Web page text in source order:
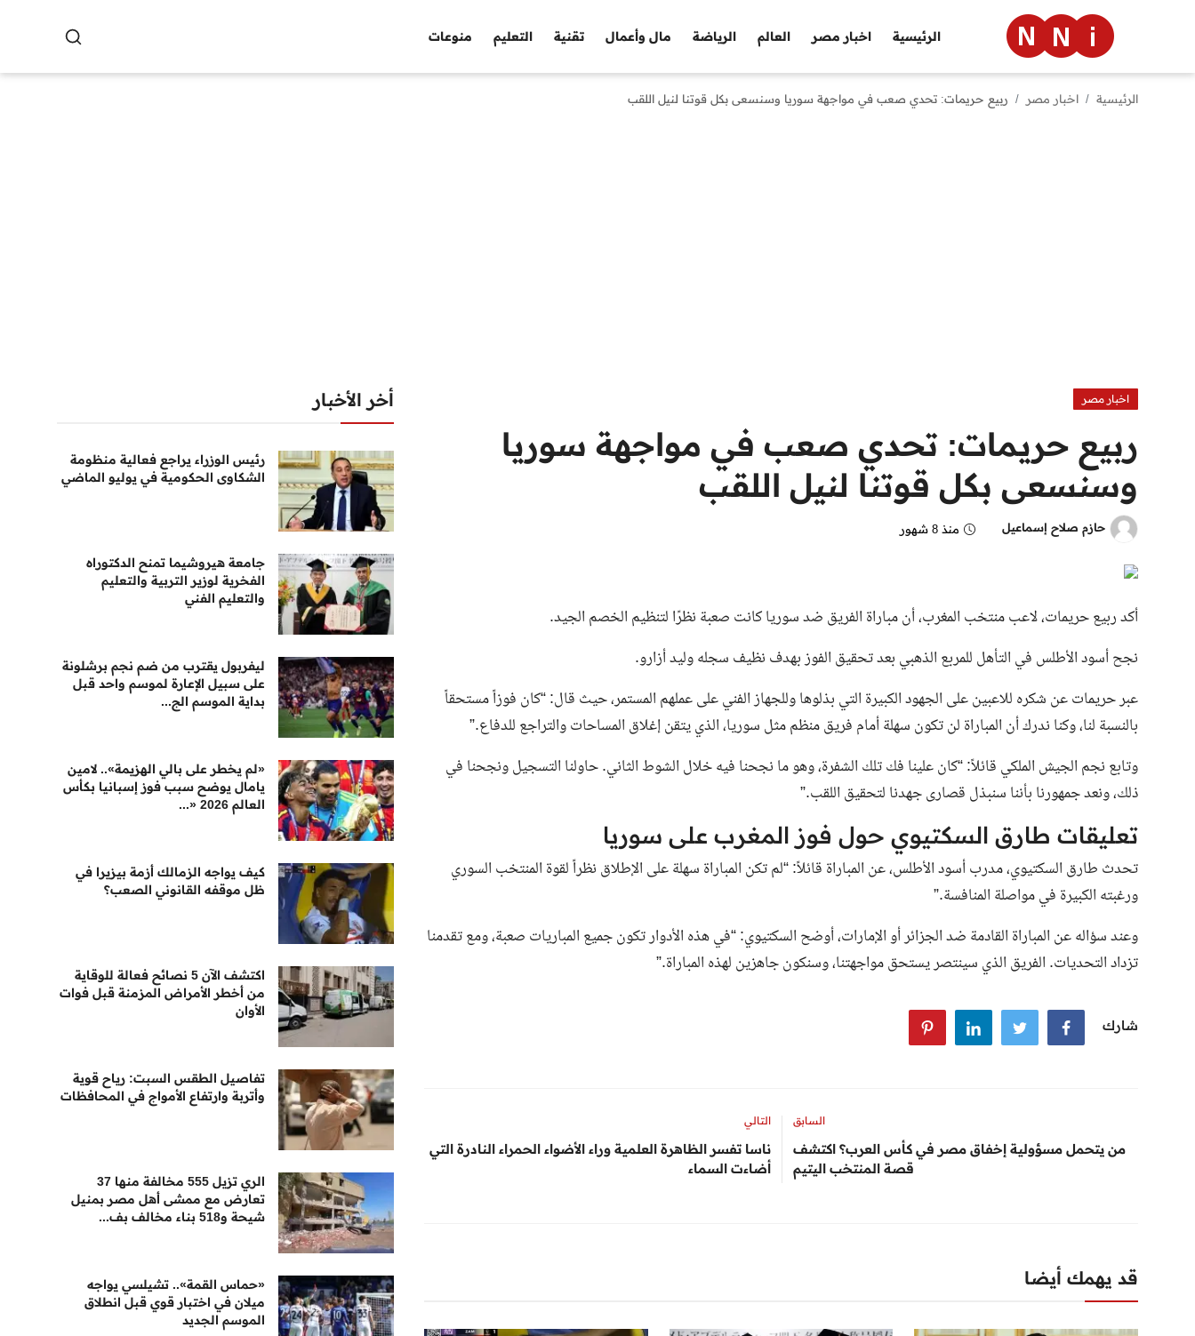
الرئيسية اخبار مصر العالم الرياضة مال وأعمال تقنية التعليم منوعات
منوعات
الرئيسية اخبار مصر ربيع حريمات: تحدي صعب في مواجهة سوريا وسنسعى بكل قوتنا لنيل اللقب
اخبار مصر
ربيع حريمات: تحدي صعب في مواجهة سوريا
وسنسعى بكل قوتنا لنيل اللقب
حازم صلاح إسماعيل منذ 8 شهور
أكد ربيع حريمات، لاعب منتخب المغرب، أن مباراة الفريق ضد سوريا كانت صعبة نظرًا لتنظيم الخصم الجيد.
نجح أسود الأطلس في التأهل للمربع الذهبي بعد تحقيق الفوز بهدف نظيف سجله وليد أزارو.
عبر حريمات عن شكره للاعبين على الجهود الكبيرة التي بذلوها وللجهاز الفني على عملهم المستمر، حيث قال: “كان فوزاً مستحقاً
بالنسبة لنا، وكنا ندرك أن المباراة لن تكون سهلة أمام فريق منظم مثل سوريا، الذي يتقن إغلاق المساحات والتراجع للدفاع.”
وتابع نجم الجيش الملكي قائلاً: “كان علينا فك تلك الشفرة، وهو ما نجحنا فيه خلال الشوط الثاني. حاولنا التسجيل ونجحنا في
ذلك، ونعد جمهورنا بأننا سنبذل قصارى جهدنا لتحقيق اللقب.”
تعليقات طارق السكتيوي حول فوز المغرب على سوريا
تحدث طارق السكتيوي، مدرب أسود الأطلس، عن المباراة قائلاً: “لم تكن المباراة سهلة على الإطلاق نظراً لقوة المنتخب السوري
ورغبته الكبيرة في مواصلة المنافسة.”
وعند سؤاله عن المباراة القادمة ضد الجزائر أو الإمارات، أوضح السكتيوي: “في هذه الأدوار تكون جميع المباريات صعبة، ومع تقدمنا
تزداد التحديات. الفريق الذي سينتصر يستحق مواجهتنا، وسنكون جاهزين لهذه المباراة.”
شارك
السابق
من يتحمل مسؤولية إخفاق مصر في كأس العرب؟ اكتشف
قصة المنتخب اليتيم
التالي
ناسا تفسر الظاهرة العلمية وراء الأضواء الحمراء النادرة التي
أضاءت السماء
قد يهمك أيضا
أخر الأخبار
رئيس الوزراء يراجع فعالية منظومة
الشكاوى الحكومية في يوليو الماضي
جامعة هيروشيما تمنح الدكتوراه
الفخرية لوزير التربية والتعليم
والتعليم الفني
ليفربول يقترب من ضم نجم برشلونة
على سبيل الإعارة لموسم واحد قبل
بداية الموسم الج...
«لم يخطر على بالي الهزيمة».. لامين
يامال يوضح سبب فوز إسبانيا بكأس
العالم 2026 «...
كيف يواجه الزمالك أزمة بيزيرا في
ظل موقفه القانوني الصعب؟
اكتشف الآن 5 نصائح فعالة للوقاية
من أخطر الأمراض المزمنة قبل فوات
الأوان
تفاصيل الطقس السبت: رياح قوية
وأتربة وارتفاع الأمواج في المحافظات
الري تزيل 555 مخالفة منها 37
تعارض مع ممشى أهل مصر بمنيل
شيحة و518 بناء مخالف بف...
«حماس القمة».. تشيلسي يواجه
ميلان في اختبار قوي قبل انطلاق
الموسم الجديد